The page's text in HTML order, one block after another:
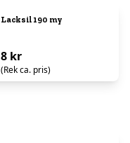
Lacksil 190 my
8 kr
(Rek ca. pris)